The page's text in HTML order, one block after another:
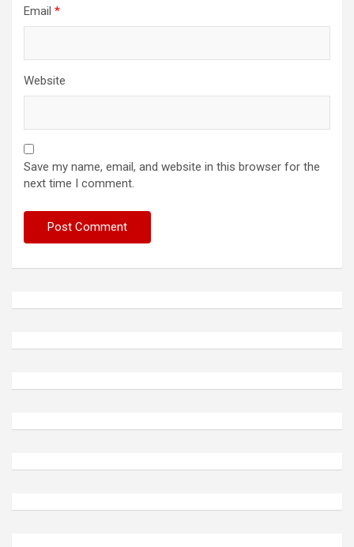
Email *
Website
Save my name, email, and website in this browser for the
next time I comment.